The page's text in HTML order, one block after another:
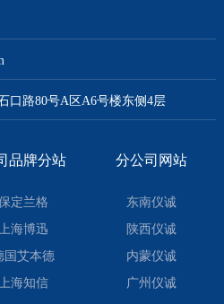
口路80号A区A6号楼东侧4层
品牌分站
定兰格
上海博迅
国艾本德
上海知信
分公司网站
东南仪诚
陕西仪诚
内蒙仪诚
广州仪诚